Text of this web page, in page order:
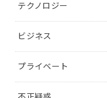
テクノロジー
ビジネス
プライベート